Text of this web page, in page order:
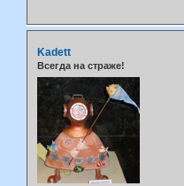
Kadett
Всегда на страже!